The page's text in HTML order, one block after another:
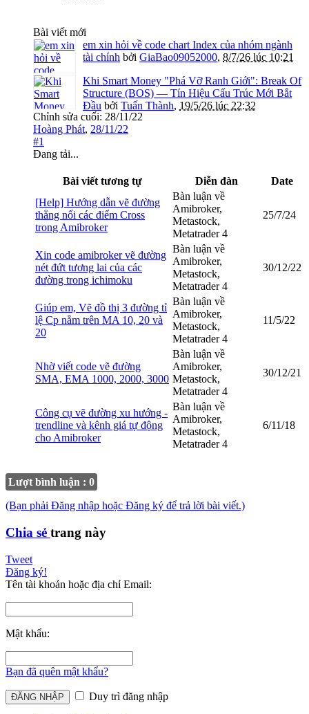
Bài viết mới
em xin hỏi về code chart Index của nhóm ngành
tài chính bởi GiaBao09052000, 8/7/26 lúc 10:21
Khi Smart Money "Phá Vỡ Ranh Giới": Break Of
Structure (BOS) — Tín Hiệu Cấu Trúc Mới Bắt
Đầu bởi Tuấn Thành, 19/5/26 lúc 22:32
Chỉnh sửa cuối: 28/11/22
Hoàng Phát, 28/11/22
#1
Đang tải...
Bài viết tương tự Diễn đàn
Date
[Help] Hướng dẫn vẽ đường
thẳng nối các điểm Cross
trong Amibroker
Bàn luận về
Amibroker,
Metastock,
Metatrader 4
25/7/24
Xin code amibroker vẽ đường
nét đứt tương lai của các
đường trong ichimoku
Bàn luận về
Amibroker,
Metastock,
Metatrader 4
30/12/22
Giúp em, Vẽ đồ thị 3 đường tỉ
lệ Cp nằm trên MA 10, 20 và
20
Bàn luận về
Amibroker,
Metastock,
Metatrader 4
11/5/22
Nhờ viết code vẽ đường
SMA, EMA 1000, 2000, 3000
Bàn luận về
Amibroker,
Metastock,
Metatrader 4
30/12/21
Công cụ vẽ đường xu hướng -
trendline và kênh giá tự động
cho Amibroker
Bàn luận về
Amibroker,
Metastock,
Metatrader 4
6/11/18
Lượt bình luận : 0
(Bạn phải Đăng nhập hoặc Đăng ký để trả lời bài viết.)
Chia sẻ trang này
Tweet
Đăng ký!
Tên tài khoản hoặc địa chỉ Email:
Mật khẩu:
Bạn đã quên mật khẩu?
Duy trì đăng nhập